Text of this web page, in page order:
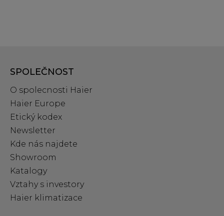
SPOLEČNOST
O spolecnosti Haier
Haier Europe
Etický kodex
Newsletter
Kde nás najdete
Showroom
Katalogy
Vztahy s investory
Haier klimatizace